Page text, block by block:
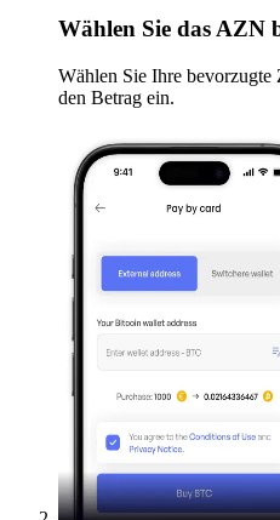
Wählen Sie das AZN
Wählen Sie Ihre bevorzugte
den Betrag ein.